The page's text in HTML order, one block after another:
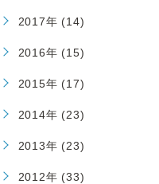
2017年 (14)
2016年 (15)
2015年 (17)
2014年 (23)
2013年 (23)
2012年 (33)